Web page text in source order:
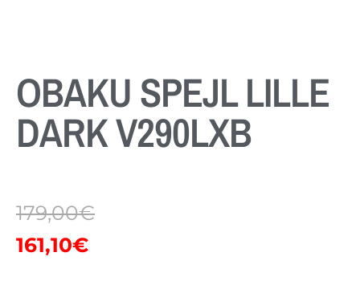
OBAKU SPEJL LILLE
DARK V290LXB
179,00€
161,10€